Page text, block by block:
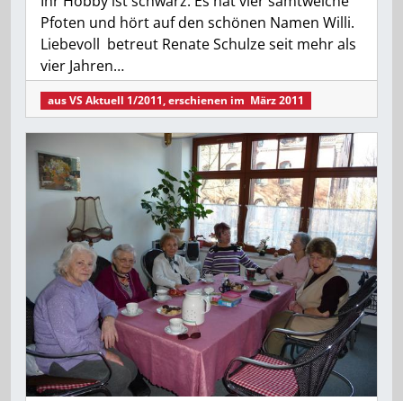
Pfoten und hört auf den schönen Namen Willi.
Liebevoll betreut Renate Schulze seit mehr als
vier Jahren…
ausVS Aktuell 1/2011, erschienen im März 2011